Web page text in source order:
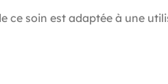
ce soin est adaptée à une